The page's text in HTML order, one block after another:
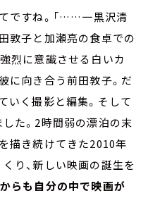
ですね。「……一黒沢清
敦子と加瀬亮の食卓での
烈に意識させる白いカ
に向き合う前田敦子。だ
いく撮影と編集。そして
た。2時間弱の漂泊の末
描き続けてきた2010年
り、新しい映画の誕生を
らも自分の中で映画が